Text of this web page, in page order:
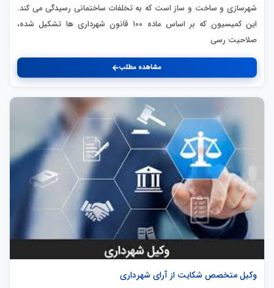
شهرسازی و ساخت و ساز است که به تخلفات ساختمانی رسیدگی می کند.
این کمیسیون که بر اساس ماده ۱۰۰ قانون شهرداری ها تشکیل شده،
صلاحیت رسی
مشاهده مطلب
وکیل متخصص شکایت از آرای شهرداری